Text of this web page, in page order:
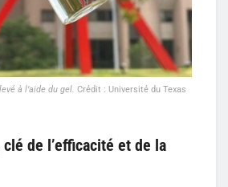
à l’aide du gel. Crédit : Université du Texas
de l’efficacité et de la